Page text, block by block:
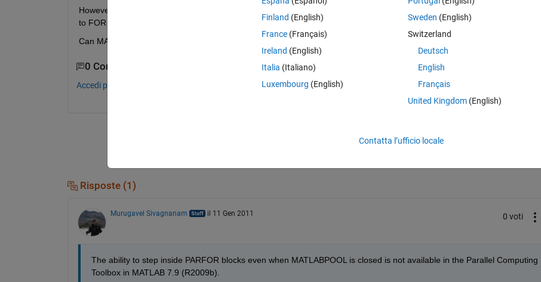
However, when I close my matlabpool and wish to debug my code inside the PARFOR, I have to manually change the loops
to FOR to be able to step inside them, even though without matlabpool the code runs serially.
Can MATLAB be smart to realize when the code is running serially and allow me to step inside PARFOR loops?
0 Commenti
Accedi per commentare.
Risposte (1)
Murugavel Sivagnanam il 11 Gen 2011 0 voti
The ability to step inside PARFOR blocks even when MATLABPOOL is closed is not available in the Parallel Computing
Toolbox in MATLAB 7.9 (R2009b).
Finland (English)
France (Français)
Ireland (English)
Italia (Italiano)
Luxembourg (English)
Sweden (English)
Switzerland
Deutsch
English
Français
United Kingdom(English)
Contatta l’ufficio locale